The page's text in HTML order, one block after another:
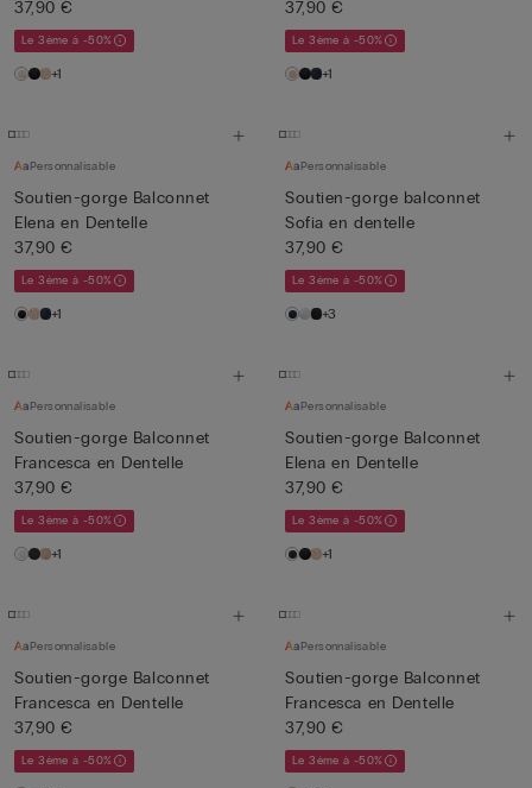
37,90 €
Le 3ème à -50%
+1
37,90 €
Le 3ème à -50%
+1
Personnalisable
Soutien-gorge Balconnet
Elena en Dentelle
37,90 €
Le 3ème à -50%
+1
Personnalisable
Soutien-gorge balconnet
Sofia en dentelle
37,90 €
Le 3ème à -50%
+3
Personnalisable
Soutien-gorge Balconnet
Francesca en Dentelle
37,90 €
Le 3ème à -50%
+1
Personnalisable
Soutien-gorge Balconnet
Elena en Dentelle
37,90 €
Le 3ème à -50%
+1
Personnalisable
Soutien-gorge Balconnet
Francesca en Dentelle
37,90 €
Le 3ème à -50%
Personnalisable
Soutien-gorge Balconnet
Francesca en Dentelle
37,90 €
Le 3ème à -50%